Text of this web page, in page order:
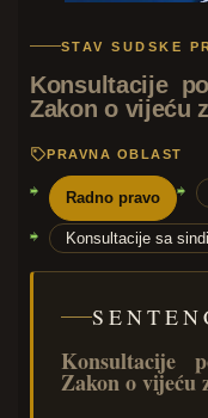
STAV SUDSKE
Konsultacije
Zakon o vijeću
PRAVNA OBLAST
Radno pravo
Konsultacije sa
Konsultacije
Zakon o vijeću